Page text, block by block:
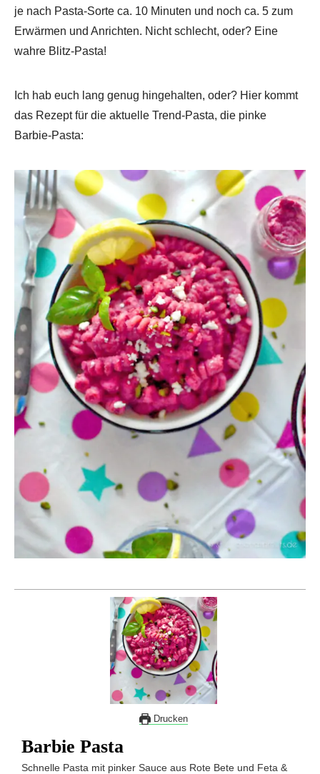
je nach Pasta-Sorte ca. 10 Minuten und noch ca. 5 zum
Erwärmen und Anrichten. Nicht schlecht, oder? Eine
wahre Blitz-Pasta!
Ich hab euch lang genug hingehalten, oder? Hier kommt
das Rezept für die aktuelle Trend-Pasta, die pinke
Barbie-Pasta:
Drucken
Barbie Pasta
Schnelle Pasta mit pinker Sauce aus Rote Bete und Feta &